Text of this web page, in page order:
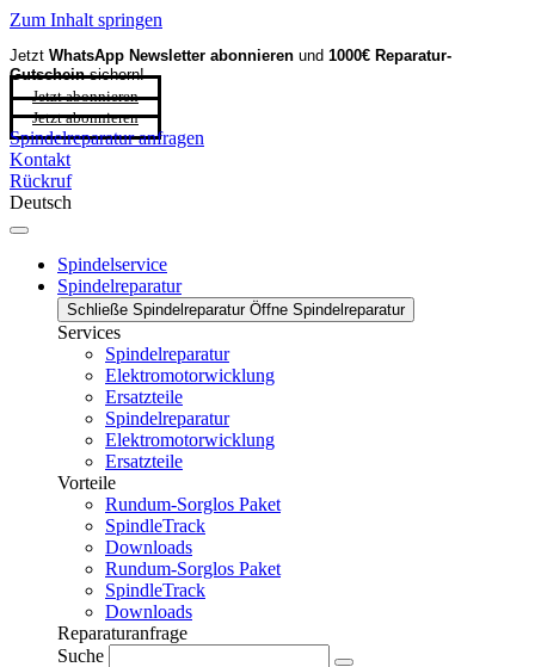
Zum Inhalt springen
Jetzt WhatsApp Newsletter abonnieren und 1000€ Reparatur-
Gutscheinsichern!
Jetzt abonnieren
Jetzt abonnieren
Spindelreparatur anfragen
Kontakt
Rückruf
Deutsch
Spindelservice
Spindelreparatur
Schließe Spindelreparatur Öffne Spindelreparatur
Services
Spindelreparatur
Elektromotorwicklung
Ersatzteile
Spindelreparatur
Elektromotorwicklung
Ersatzteile
Vorteile
Rundum-Sorglos Paket
SpindleTrack
Downloads
Rundum-Sorglos Paket
SpindleTrack
Downloads
Reparaturanfrage
Suche